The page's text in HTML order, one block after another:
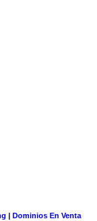
| Dominios En Venta